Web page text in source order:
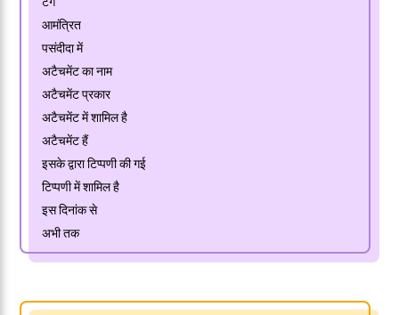
आमंत्रित
पसंदीदा में
अटैचमेंट का नाम
अटैचमेंट प्रकार
अटैचमेंट में शामिल है
अटैचमेंट हैं
इसके द्वारा टिप्पणी की गई
टिप्पणी में शामिल है
इस दिनांक से
अभी तक